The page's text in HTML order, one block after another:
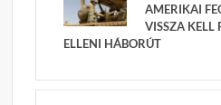
AMERIKAI
VISSZA KELL
ELLENI HÁBORÚT